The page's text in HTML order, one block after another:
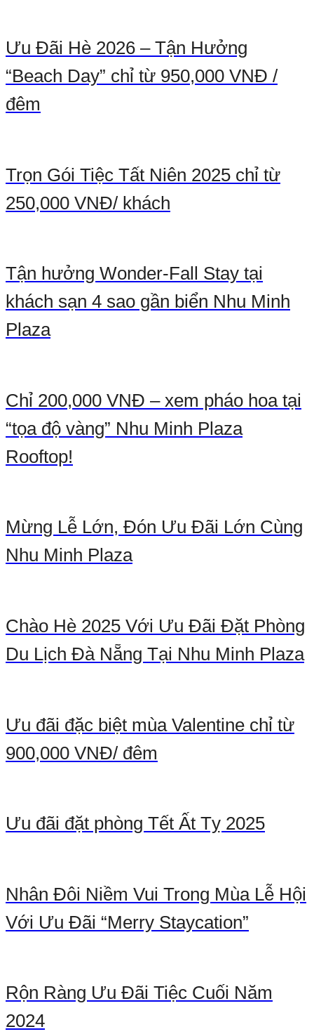
Ưu Đãi Hè 2026 – Tận Hưởng
“Beach Day” chỉ từ 950,000 VNĐ /
đêm
Trọn Gói Tiệc Tất Niên 2025 chỉ từ
250,000 VNĐ/ khách
Tận hưởng Wonder-Fall Stay tại
khách sạn 4 sao gần biển Nhu Minh
Plaza
Chỉ 200,000 VNĐ – xem pháo hoa tại
“tọa độ vàng” Nhu Minh Plaza
Rooftop!
Mừng Lễ Lớn, Đón Ưu Đãi Lớn Cùng
Nhu Minh Plaza
Chào Hè 2025 Với Ưu Đãi Đặt Phòng
Du Lịch Đà Nẵng Tại Nhu Minh Plaza
Ưu đãi đặc biệt mùa Valentine chỉ từ
900,000 VNĐ/ đêm
Ưu đãi đặt phòng Tết Ất Tỵ 2025
Nhân Đôi Niềm Vui Trong Mùa Lễ Hội
Với Ưu Đãi “Merry Staycation”
Rộn Ràng Ưu Đãi Tiệc Cuối Năm
2024